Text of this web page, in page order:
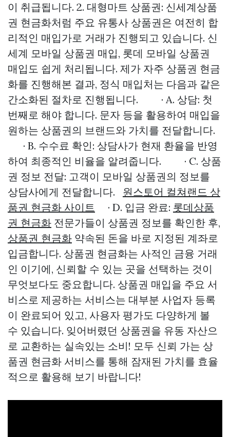
이 취급됩니다. 2. 대형마트 상품권: 신세계상품
권 현금화처럼 주요 유통사 상품권은 여전히 합
리적인 매입가로 거래가 진행되고 있습니다. 신
세계 모바일 상품권 매입, 롯데 모바일 상품권
매입도 쉽게 처리됩니다. 제가 자주 상품권 현금
화를 진행해본 결과, 정식 매입처는 다음과 같은
간소화된 절차로 진행됩니다. · A. 상담: 첫
번째로 해야 합니다. 문자 등을 활용하여 매입을
원하는 상품권의 브랜드와 가치를 전달합니다.
· B. 수수료 확인: 상담사가 현재 환율을 반영
하여 최종적인 비율을 알려줍니다. · C. 상품
권 정보 전달: 고객이 모바일 상품권의 정보를
상담사에게 전달합니다. 원스토어 컬쳐랜드 상
품권 현금화 사이트 · D. 입금 완료: 롯데상품
권 현금화 전문가들이 상품권 정보를 확인한 후,
상품권 현금화 약속된 돈을 바로 지정된 계좌로
입금합니다. 상품권 현금화는 사적인 금융 거래
인 이기에, 신뢰할 수 있는 곳을 선택하는 것이
무엇보다도 중요합니다. 상품권 매입을 주요 서
비스로 제공하는 서비스는 대부분 사업자 등록
이 완료되어 있고, 사용자 평가도 다양하게 볼
수 있습니다. 잊어버렸던 상품권을 유동 자산으
로 교환하는 실속있는 소비! 모두 신뢰 가는 상
품권 현금화 서비스를 통해 잠재된 가치를 효율
적으로 활용해 보기 바랍니다!